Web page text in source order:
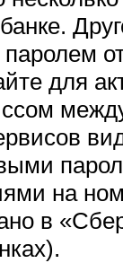
для
на
в